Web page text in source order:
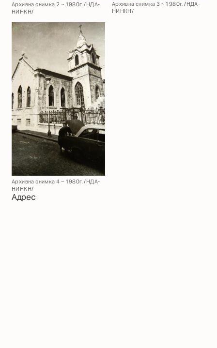
Архивна снимка 2 ~ 1980г. /НДА-
НИНКН/
Архивна снимка 3 ~ 1980г. /НДА-
НИНКН/
Архивна снимка 4 ~ 1980г. /НДА-
НИНКН/
Адрес